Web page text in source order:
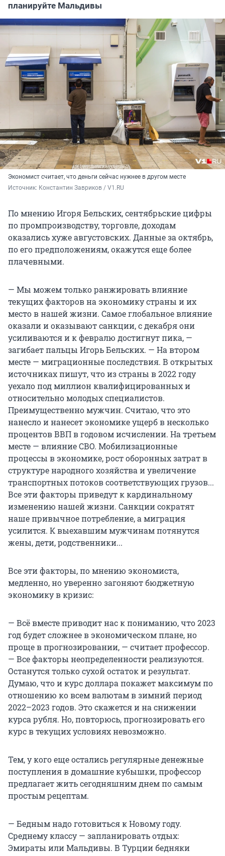
планируйте Мальдивы
Экономист считает, что деньги сейчас нужнее в другом месте
Источник: Константин Завриков / V1.RU
По мнению Игоря Бельских, сентябрьские цифры
по промпроизводству, торговле, доходам
оказались хуже августовских. Данные за октябрь,
по его предположениям, окажутся еще более
плачевными.
— Мы можем только ранжировать влияние
текущих факторов на экономику страны и их
место в нашей жизни. Самое глобальное влияние
оказали и оказывают санкции, с декабря они
усиливаются и к февралю достигнут пика, —
загибает пальцы Игорь Бельских. — На втором
месте — миграционные последствия. В открытых
источниках пишут, что из страны в 2022 году
уехало под миллион квалифицированных и
относительно молодых специалистов.
Преимущественно мужчин. Считаю, что это
нанесло и нанесет экономике ущерб в несколько
процентов ВВП в годовом исчислении. На третьем
месте — влияние СВО. Мобилизационные
процессы в экономике, рост оборонных затрат в
структуре народного хозяйства и увеличение
транспортных потоков соответствующих грузов...
Все эти факторы приведут к кардинальному
изменению нашей жизни. Санкции сократят
наше привычное потребление, а миграция
усилится. К выехавшим мужчинам потянутся
жены, дети, родственники...
Все эти факторы, по мнению экономиста,
медленно, но уверенно загоняют бюджетную
экономику в кризис:
— Всё вместе приводит нас к пониманию, что 2023
год будет сложнее в экономическом плане, но
проще в прогнозировании, — считает профессор.
— Все факторы неопределенности реализуются.
Останутся только сухой остаток и результат.
Думаю, что и курс доллара покажет максимум по
отношению ко всем валютам в зимний период
2022–2023 годов. Это скажется и на снижении
курса рубля. Но, повторюсь, прогнозировать его
курс в текущих условиях невозможно.
Тем, у кого еще остались регулярные денежные
поступления в домашние кубышки, профессор
предлагает жить сегодняшним днем по самым
простым рецептам.
— Бедным надо готовиться к Новому году.
Среднему классу — запланировать отдых:
Эмираты или Мальдивы. В Турции бедняки